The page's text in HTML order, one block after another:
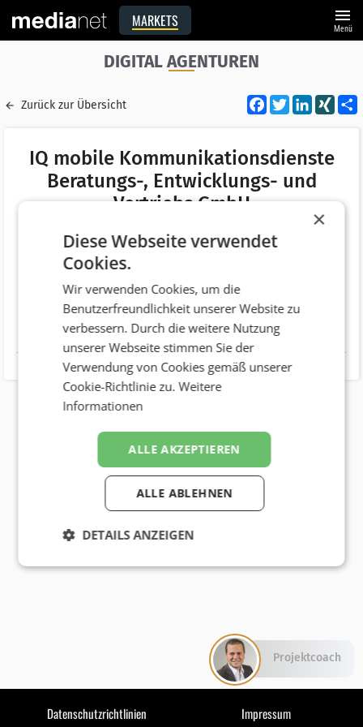
MARKETS menu
Menü
DIGITAL AGENTUREN
Zurück zur Übersicht Facebook
Twitter XING
IQ mobile Kommunikationsdienste
Beratungs-, Entwicklungs- und
Vertriebs GmbH
Adresse
Telefonnummer +43 (1) 32453365
Website http://www.iq-mobile.at
Datenschutzrichtlinien Impressum
×
Diese Webseite verwendet
Cookies.
Wir verwenden Cookies, um die
Benutzerfreundlichkeit unserer Website zu
verbessern. Durch die weitere Nutzung
unserer Webseite stimmen Sie der
Verwendung von Cookies gemäß unserer
Cookie-Richtlinie zu.Weitere
Informationen
ALLE AKZEPTIEREN
ALLE ABLEHNEN
DETAILS ANZEIGEN
Projektcoach